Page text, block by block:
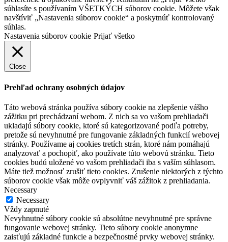
súhlasíte s používaním VŠETKÝCH súborov cookie. Môžete však
navštíviť „Nastavenia súborov cookie“ a poskytnúť kontrolovaný
súhlas.
Nastavenia súborov cookie Prijať všetko
Close
Prehľad ochrany osobných údajov
Táto webová stránka používa súbory cookie na zlepšenie vášho
zážitku pri prechádzaní webom. Z nich sa vo vašom prehliadači
ukladajú súbory cookie, ktoré sú kategorizované podľa potreby,
pretože sú nevyhnutné pre fungovanie základných funkcií webovej
stránky. Používame aj cookies tretích strán, ktoré nám pomáhajú
analyzovať a pochopiť, ako používate túto webovú stránku. Tieto
cookies budú uložené vo vašom prehliadači iba s vaším súhlasom.
Máte tiež možnosť zrušiť tieto cookies. Zrušenie niektorých z týchto
súborov cookie však môže ovplyvniť váš zážitok z prehliadania.
Necessary
Necessary
Vždy zapnuté
Nevyhnutné súbory cookie sú absolútne nevyhnutné pre správne
fungovanie webovej stránky. Tieto súbory cookie anonymne
zaisťujú základné funkcie a bezpečnostné prvky webovej stránky.